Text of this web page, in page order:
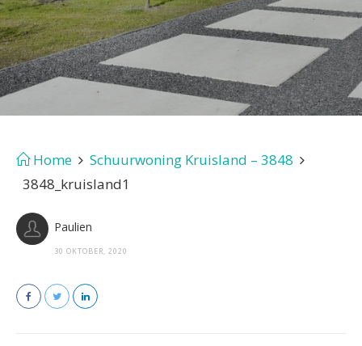
Home
Schuurwoning Kruisland – 3848
3848_kruisland1
Paulien
30 OKTOBER, 2020